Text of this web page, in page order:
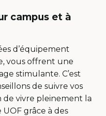
campus et à
d’équipement
vous offrent une
stimulante. C’est
de suivre vos
de vivre pleinement la
grâce à des